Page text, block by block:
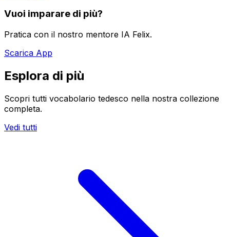
Vuoi imparare di più?
Pratica con il nostro mentore IA Felix.
Scarica App
Esplora di più
Scopri tutti vocabolario tedesco nella nostra collezione
completa.
Vedi tutti